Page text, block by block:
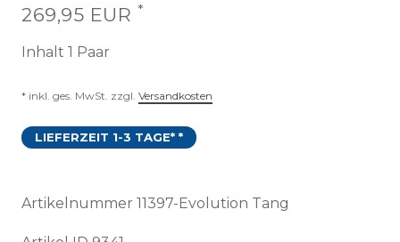
269,95 EUR *
Inhalt 1 Paar
* inkl. ges. MwSt. zzgl. Versandkosten
LIEFERZEIT 1-3 TAGE* *
Artikelnummer 11397-Evolution Tang